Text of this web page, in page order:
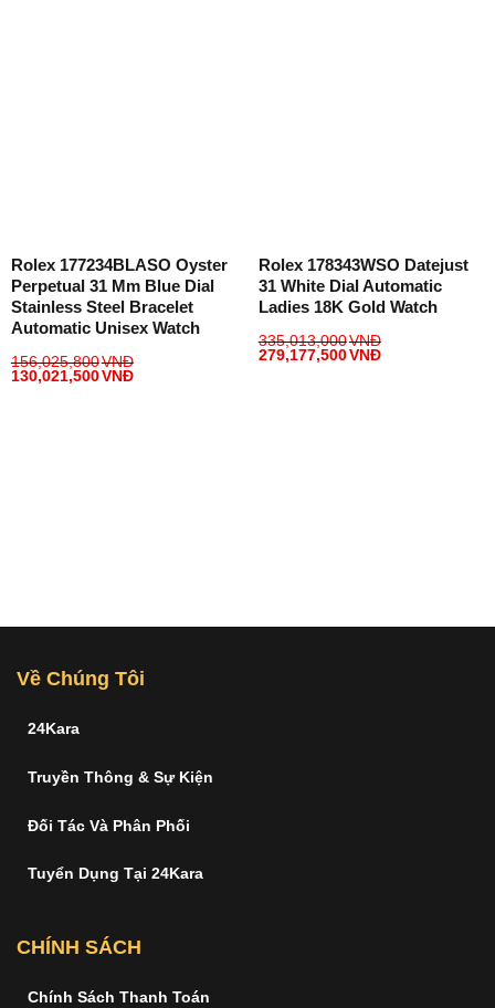
Rolex 177234BLASO Oyster
Perpetual 31 Mm Blue Dial
Stainless Steel Bracelet
Automatic Unisex Watch
156,025,800VNĐ
130,021,500VNĐ
Rolex 178343WSO Datejust
31 White Dial Automatic
Ladies 18K Gold Watch
335,013,000VNĐ
279,177,500VNĐ
Về Chúng Tôi
24Kara
Truyền Thông & Sự Kiện
Đối Tác Và Phân Phối
Tuyển Dụng Tại 24Kara
CHÍNH SÁCH
Chính Sách Thanh Toán